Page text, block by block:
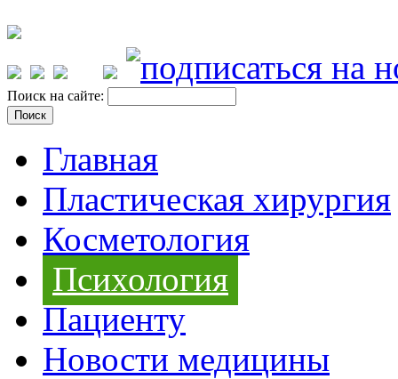
Поиск на сайте:
Главная
Пластическая хирургия
Косметология
Психология
Пациенту
Новости медицины